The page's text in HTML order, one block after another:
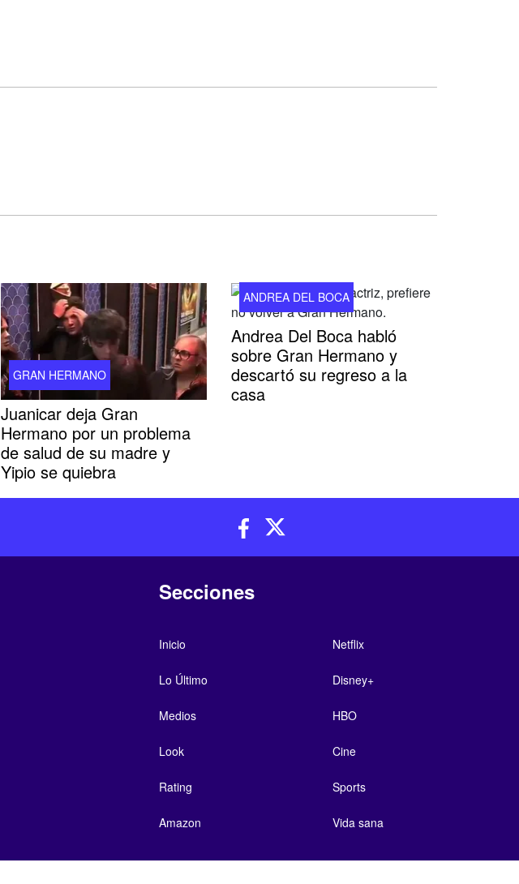
GRAN HERMANO
Juanicar deja Gran
Hermano por un problema
de salud de su madre y
Yipio se quiebra
ANDREA DEL BOCA
Andrea Del Boca habló
sobre Gran Hermano y
descartó su regreso a la
casa
Secciones
Inicio
Lo Último
Medios
Look
Rating
Amazon
Netflix
Disney+
HBO
Cine
Sports
Vida sana